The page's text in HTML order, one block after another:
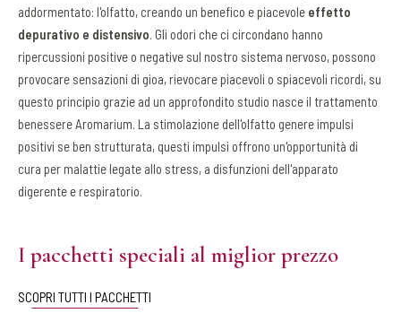
addormentato: l'olfatto, creando un benefico e piacevole effetto
depurativo e distensivo. Gli odori che ci circondano hanno
ripercussioni positive o negative sul nostro sistema nervoso, possono
provocare sensazioni di gioa, rievocare piacevoli o spiacevoli ricordi, su
questo principio grazie ad un approfondito studio nasce il trattamento
benessere Aromarium. La stimolazione dell'olfatto genere impulsi
positivi se ben strutturata, questi impulsi offrono un'opportunità di
cura per malattie legate allo stress, a disfunzioni dell'apparato
digerente e respiratorio.
I pacchetti speciali al miglior prezzo
SCOPRI TUTTI I PACCHETTI